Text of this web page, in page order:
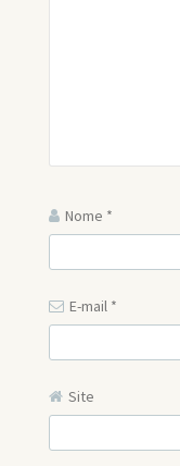
Nome *
E-mail *
Site